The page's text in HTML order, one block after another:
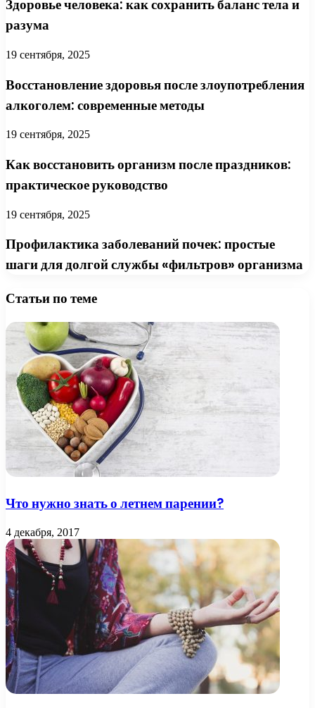
Здоровье человека: как сохранить баланс тела и
разума
19 сентября, 2025
Восстановление здоровья после злоупотребления
алкоголем: современные методы
19 сентября, 2025
Как восстановить организм после праздников:
практическое руководство
19 сентября, 2025
Профилактика заболеваний почек: простые
шаги для долгой службы «фильтров» организма
Статьи по теме
Что нужно знать о летнем парении?
4 декабря, 2017